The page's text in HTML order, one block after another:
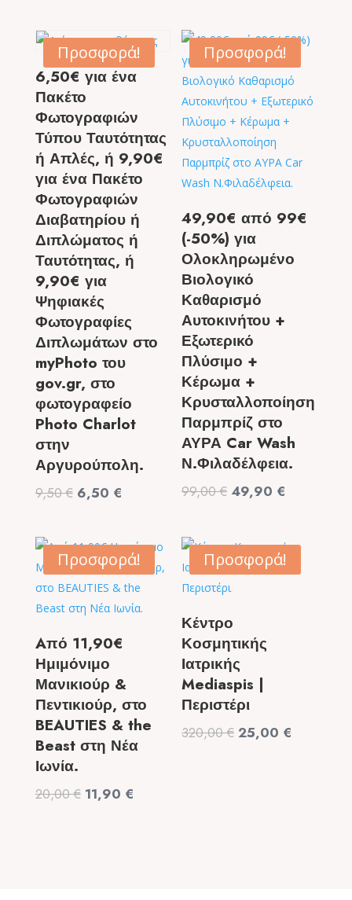
Προσφορά!
6,50€ για ένα
Πακέτο
Φωτογραφιών
Τύπου Ταυτότητας
ή Απλές, ή 9,90€
για ένα Πακέτο
Φωτογραφιών
Διαβατηρίου ή
Διπλώματος ή
Ταυτότητας, ή
9,90€ για
Ψηφιακές
Φωτογραφίες
Διπλωμάτων στο
myPhoto του
gov.gr, στο
φωτογραφείο
Photo Charlot
στην
Αργυρούπολη.
9,50€ Original
9,50 €.
6,50 €
είναι:
6,50 €.
Προσφορά!
49,90€ από 99€
(-50%) για
Ολοκληρωμένο
Βιολογικό
Καθαρισμό
Αυτοκινήτου +
Εξωτερικό
Πλύσιμο +
Κέρωμα +
Κρυσταλλοποίηση
Παρμπρίζ στο
ΑΥΡΑ Car Wash
Ν.Φιλαδέλφεια.
99,00€ Original
99,00 €.
49,90 €
49,90 €.
Προσφορά!
Aπό 11,90€
Ημιμόνιμο
Μανικιούρ &
Πεντικιούρ, στο
BEAUTIES & the
Beast στη Νέα
Ιωνία.
20,00€ Original
11,90 €
Προσφορά!
Κέντρο
Κοσμητικής
Ιατρικής
Mediaspis |
Περιστέρι
320,00€ Original
25,00 €